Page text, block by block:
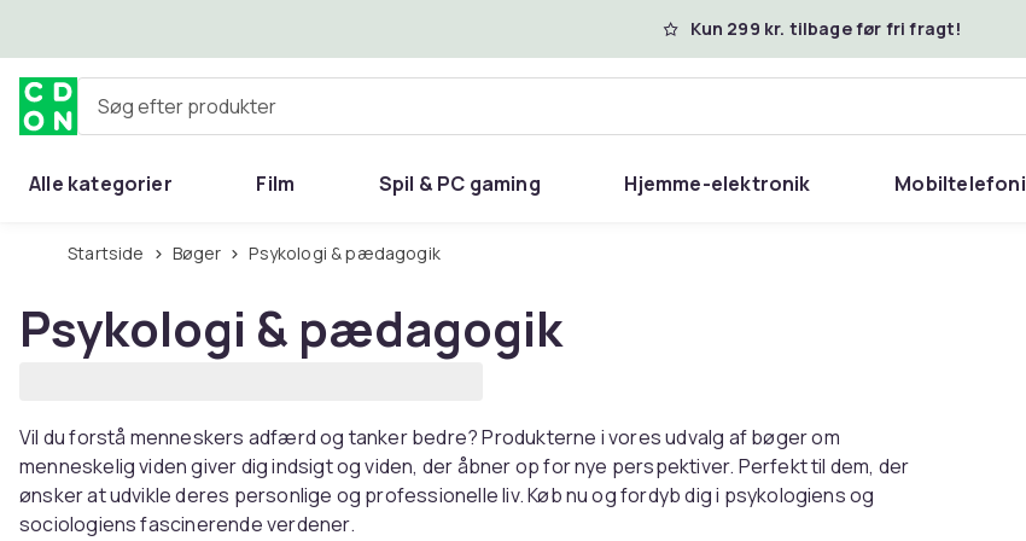
Kun 299 kr. tilbage før fri fragt!
Søg efter produkter
Alle kategorier Film Spil & PC gaming Hjemme-elektronik Mobiltelefoni
Hjem & have
Startside Bøger Psykologi & pædagogik
Psykologi & pædagogik
Vil du forstå menneskers adfærd og tanker bedre? Produkterne i vores udvalg af bøger om
menneskelig viden giver dig indsigt og viden, der åbner op for nye perspektiver. Perfekt til dem, der
ønsker at udvikle deres personlige og professionelle liv. Køb nu og fordyb dig i psykologiens og
sociologiens fascinerende verdener.